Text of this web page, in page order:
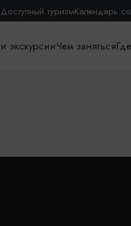
Доступный туризмКалендарь
экскурсииЧем заняться